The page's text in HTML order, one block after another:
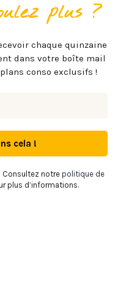
plus ?
chaque quinzaine
dans votre boîte mail
conso exclusifs !
Consultez notrepolitique de
plus d’informations.